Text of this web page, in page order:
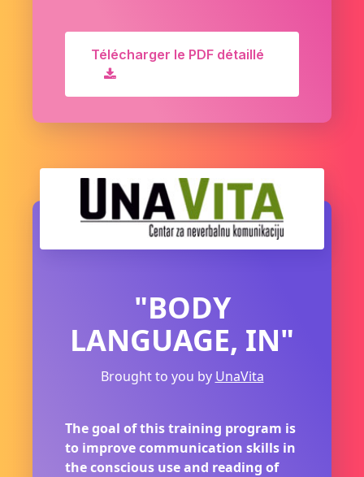
Télécharger le PDF détaillé
"BODY
LANGUAGE, IN"
Brought to you by UnaVita
The goal of this training program is
to improve communication skills in
the conscious use and reading of